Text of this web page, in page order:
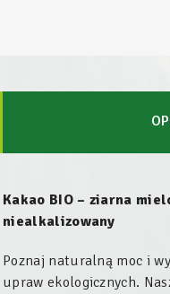
Kakao BIO – ziarna
niealkalizowany
Poznaj naturalną moc i
upraw ekologicznych.